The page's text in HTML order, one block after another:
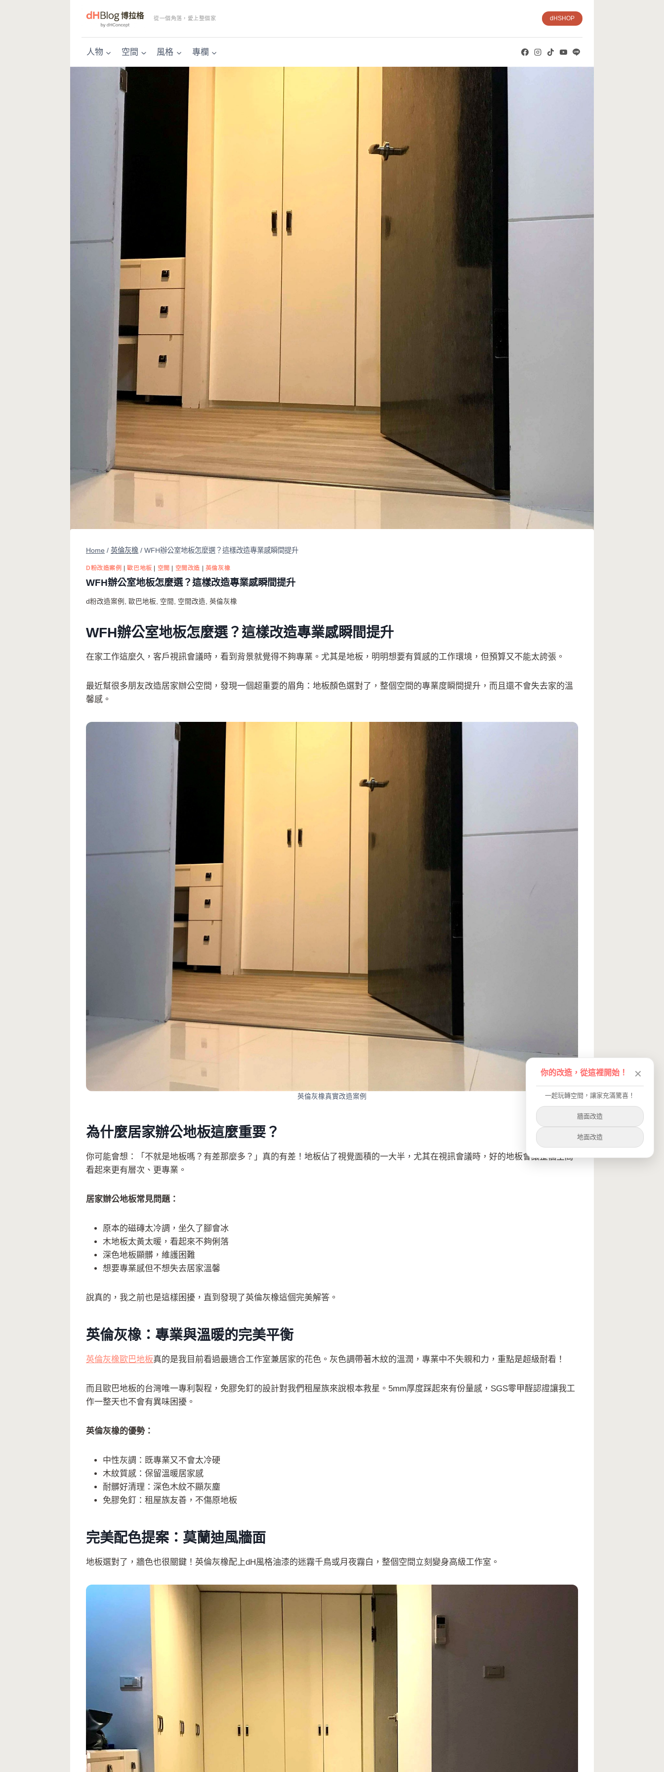
從一個角落，愛上整個家 dHSHOP
人物 空間 風格 專欄
Home / 英倫灰橡 / WFH辦公室地板怎麼選？這樣改造專業感瞬間提升
D粉改造案例 |歐巴地板 | 空間 | 空間改造 | 英倫灰橡
WFH辦公室地板怎麼選？這樣改造專業感瞬間提升
d粉改造案例 , 歐巴地板, 空間 , 空間改造, 英倫灰橡
WFH辦公室地板怎麼選？這樣改造專業感瞬間提升
在家工作這麼久，客戶視訊會議時，看到背景就覺得不夠專業。尤其是地板，明明想要有質感的工作環境，但預算又不能太誇張。
最近幫很多朋友改造居家辦公空間，發現一個超重要的眉角：地板顏色選對了，整個空間的專業度瞬間提升，而且還不會失去家的溫
馨感。
英倫灰橡真實改造案例
為什麼居家辦公地板這麼重要？
你可能會想：「不就是地板嗎？有差那麼多？」真的有差！地板佔了視覺面積的一大半，尤其在視訊會議時，好的地板會讓整個空間
看起來更有層次、更專業。
居家辦公地板常見問題：
原本的磁磚太冷調，坐久了腳會冰
木地板太黃太暖，看起來不夠俐落
深色地板顯髒，維護困難
想要專業感但不想失去居家溫馨
說真的，我之前也是這樣困擾，直到發現了英倫灰橡這個完美解答。
英倫灰橡：專業與溫暖的完美平衡
英倫灰橡歐巴地板真的是我目前看過最適合工作室兼居家的花色。灰色調帶著木紋的溫潤，專業中不失親和力，重點是超級耐看！
而且歐巴地板的台灣唯一專利製程，免膠免釘的設計對我們租屋族來說根本救星。5mm厚度踩起來有份量感，SGS零甲醛認證讓我工
作一整天也不會有異味困擾。
英倫灰橡的優勢：
中性灰調：既專業又不會太冷硬
木紋質感：保留溫暖居家感
耐髒好清理：深色木紋不顯灰塵
免膠免釘：租屋族友善，不傷原地板
完美配色提案：莫蘭迪風牆面
地板選對了，牆色也很關鍵！英倫灰橡配上dH風格油漆的迷霧千鳥或月夜霧白，整個空間立刻變身高級工作室。
你的改造，從這裡開始！ ✕
一起玩轉空間，讓家充滿驚喜！
牆面改造
地面改造